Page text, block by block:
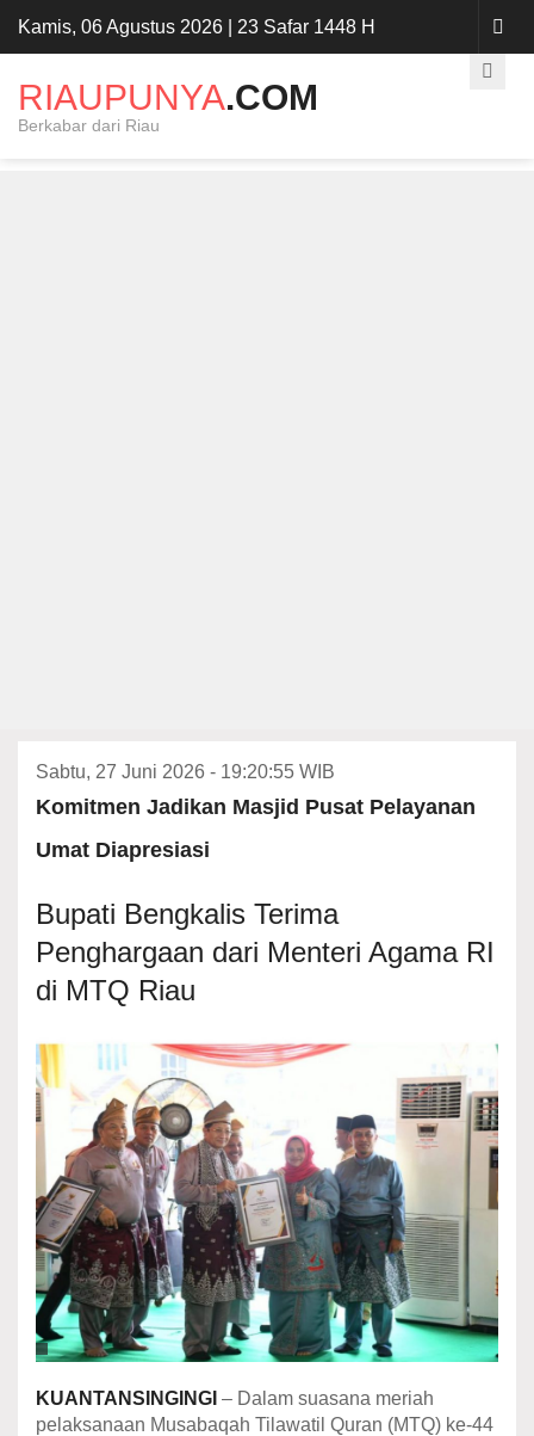
Kamis, 06 Agustus 2026 | 23 Safar 1448 H
RIAUPUNYA.COM
Berkabar dari Riau
Sabtu, 27 Juni 2026 - 19:20:55 WIB
Komitmen Jadikan Masjid Pusat Pelayanan
Umat Diapresiasi
Bupati Bengkalis Terima
Penghargaan dari Menteri Agama RI
di MTQ Riau
KUANTANSINGINGI – Dalam suasana meriah
pelaksanaan Musabaqah Tilawatil Quran (MTQ) ke-44